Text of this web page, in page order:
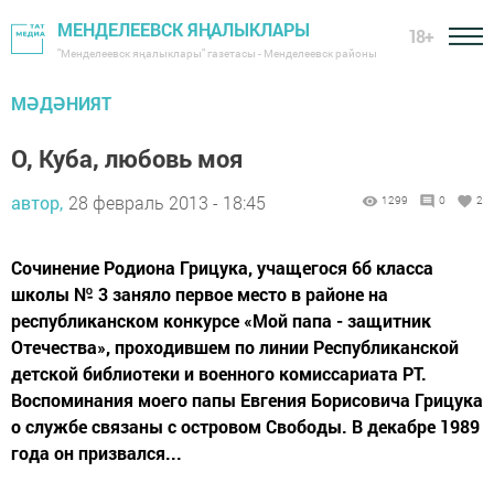
МЕНДЕЛЕЕВСК ЯҢАЛЫКЛАРЫ
"Менделеевск яңалыклары" газетасы - Менделеевск районы
18+
МӘДӘНИЯТ
О, Куба, любовь моя
автор, 28 февраль 2013 - 18:45 1299 0 2
Сочинение Родиона Грицука, учащегося 6б класса
школы № 3 заняло первое место в районе на
республиканском конкурсе «Мой папа - защитник
Отечества», проходившем по линии Республиканской
детской библиотеки и военного комиссариата РТ.
Воспоминания моего папы Евгения Борисовича Грицука
о службе связаны с островом Свободы. В декабре 1989
года он призвался...